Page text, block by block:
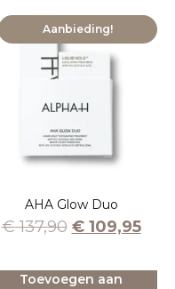
Aanbieding!
AHA Glow Duo
€137,90 €109,95
Toevoegen aan